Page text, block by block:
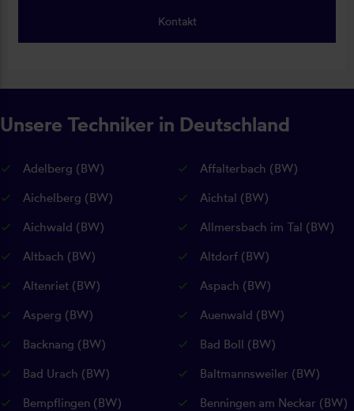
Kontakt
Unsere Techniker in Deutschland
Adelberg (BW)
Affalterbach (BW)
Aichelberg (BW)
Aichtal (BW)
Aichwald (BW)
Allmersbach im Tal (BW)
Altbach (BW)
Altdorf (BW)
Altenriet (BW)
Aspach (BW)
Asperg (BW)
Auenwald (BW)
Backnang (BW)
Bad Boll (BW)
Bad Urach (BW)
Baltmannsweiler (BW)
Bempflingen (BW)
Benningen am Neckar (BW)